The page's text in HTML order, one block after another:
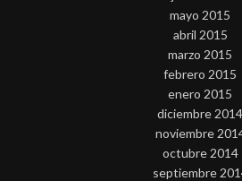
mayo 2015
abril 2015
marzo 2015
febrero 2015
enero 2015
diciembre 2014
noviembre
octubre 2014
septiembre